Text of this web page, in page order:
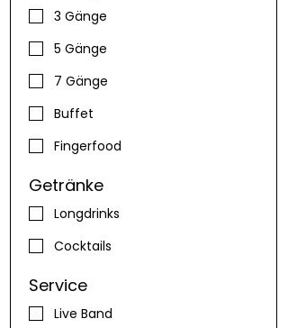
3 Gänge
5 Gänge
7 Gänge
Buffet
Fingerfood
Getränke
Longdrinks
Cocktails
Service
Live Band